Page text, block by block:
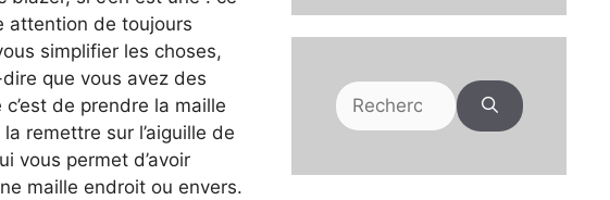
attention de toujours
simplifier les choses,
que vous avez des
de prendre la maille
remettre sur l’aiguille de
vous permet d’avoir
maille endroit ou envers.
Rechercher :